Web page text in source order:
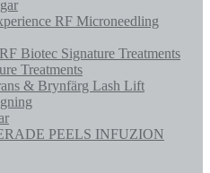
RF Microneedling
Biotec Signature Treatments
Treatments
& Brynfärg Lash Lift
PEELS INFUZION